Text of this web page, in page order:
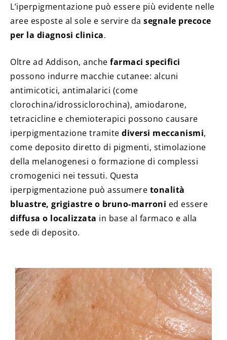
L’iperpigmentazione può essere più evidente nelle
aree esposte al sole e servire da segnale precoce
per la diagnosi clinica.
Oltre ad Addison, anche farmaci specifici
possono indurre macchie cutanee: alcuni
antimicotici, antimalarici (come
clorochina/idrossiclorochina), amiodarone,
tetracicline e chemioterapici possono causare
iperpigmentazione tramite diversi meccanismi,
come deposito diretto di pigmenti, stimolazione
della melanogenesi o formazione di complessi
cromogenici nei tessuti. Questa
iperpigmentazione può assumere tonalità
bluastre, grigiastre o bruno‑marroni ed essere
diffusa o localizzata in base al farmaco e alla
sede di deposito.